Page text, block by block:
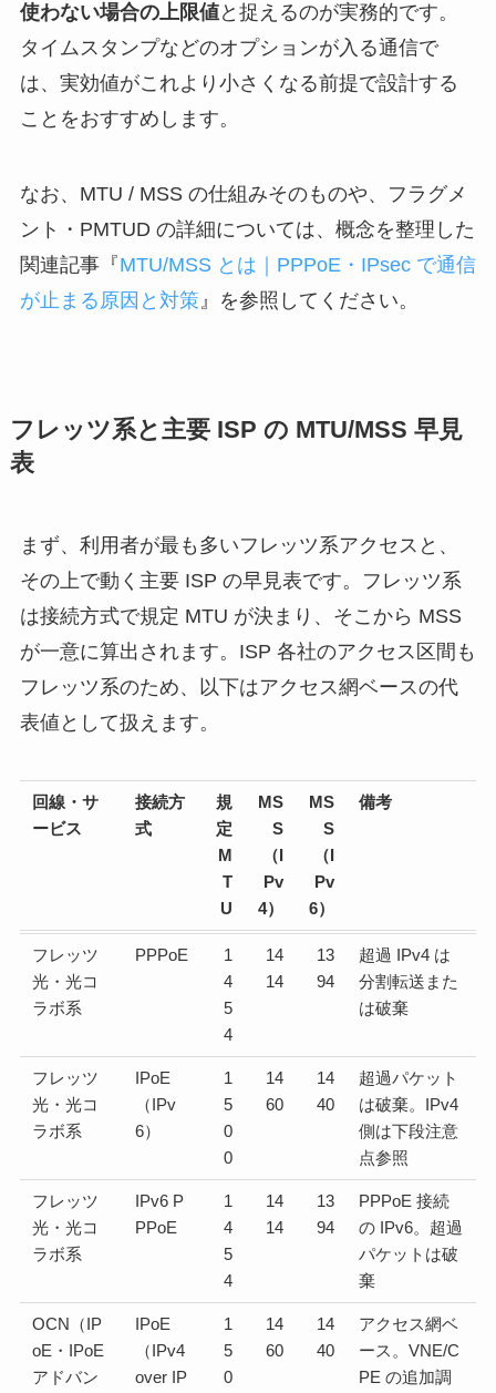
使わない場合の上限値と捉えるのが実務的です。
タイムスタンプなどのオプションが入る通信で
は、実効値がこれより小さくなる前提で設計する
ことをおすすめします。
なお、MTU / MSS の仕組みそのものや、フラグメ
ント・PMTUD の詳細については、概念を整理した
関連記事『MTU/MSS とは｜PPPoE・IPsec で通信
が止まる原因と対策』を参照してください。
フレッツ系と主要 ISP の MTU/MSS 早見
表
まず、利用者が最も多いフレッツ系アクセスと、
その上で動く主要 ISP の早見表です。フレッツ系
は接続方式で規定 MTU が決まり、そこから MSS
が一意に算出されます。ISP 各社のアクセス区間も
フレッツ系のため、以下はアクセス網ベースの代
表値として扱えます。
回線・サ
ービス
接続方
式
規
定
M
T
U
MS
S
（I
Pv
4）
MS
S
（I
Pv
6）
備考
フレッツ
光・光コ
ラボ系
PPPoE
1
4
5
4
14
14
13
94
超過 IPv4 は
分割転送また
は破棄
フレッツ
光・光コ
ラボ系
IPoE
（IPv
6）
1
5
0
0
14
60
14
40
超過パケット
は破棄。IPv4
側は下段注意
点参照
フレッツ
光・光コ
ラボ系
IPv6 P
PPoE
1
4
5
4
14
14
13
94
PPPoE 接続
の IPv6。超過
パケットは破
棄
OCN（IP
oE・IPoE
アドバン
IPoE
（IPv4
over IP
1
5
0
14
60
14
40
アクセス網ベ
ース。VNE/C
PE の追加調